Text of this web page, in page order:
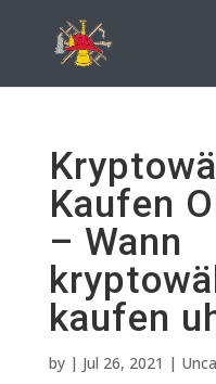
Kaufen
– Wann
kaufen
by | Jul 26, 2021 |